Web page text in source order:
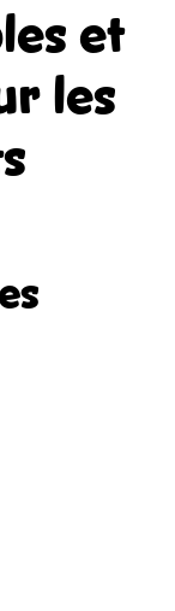
et
les